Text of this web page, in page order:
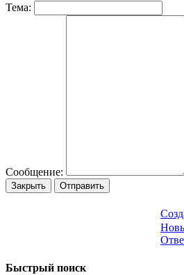
Тема:
Сообщение:
Закрыть Отправить
Быстрый поиск